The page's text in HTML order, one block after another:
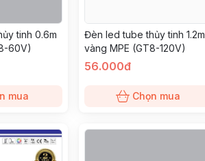
tinh 0.6m
60V)
mua
Đèn led tube thủy tinh 1.2m
vàng MPE (GT8-120V)
56.000đ
Chọn mua